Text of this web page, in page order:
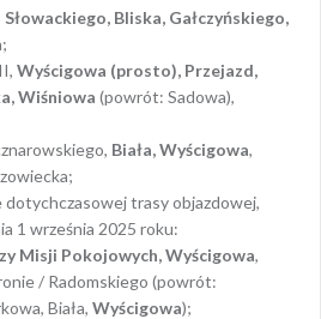
Słowackiego, Bliska, Gałczyńskiego,
Wyścigowa (prosto), Przejazd,
Wiśniowa (powrót: Sadowa),
Biała, Wyścigowa,
trasy objazdowej,
1 września 2025 roku:
Misji Pokojowych, Wyścigowa,
/ Radomskiego (powrót:
Biała, Wyścigowa);